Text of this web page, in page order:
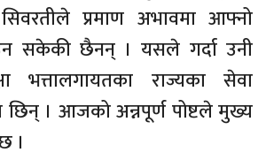
प्रमाण अभावमा आफ्नो
सकेकी छैनन् । यसले गर्दा उनी
भत्तालगायतका राज्यका सेवा
छिन् । आजको अन्नपूर्ण पोष्टले मुख्य
।